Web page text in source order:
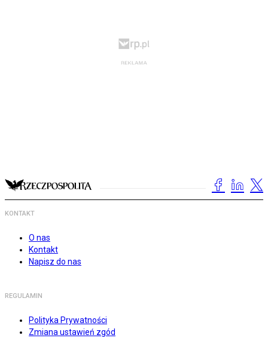
KONTAKT
O nas
Kontakt
Napisz do nas
REGULAMIN
Polityka Prywatności
Zmiana ustawień zgód